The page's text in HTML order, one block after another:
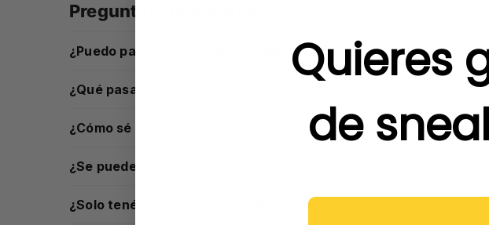
Preguntas frecuentes
¿Puedo pagar en efectivo al repartidor?
¿Qué pasa si no estoy en casa cuando me traigan el pedido?
¿Cómo sé que esta página es de fiar?
¿Se pueden hacer cambios de talla?
¿Solo tenéis los modelos y tallas que aparecen en la web?
Quieres
de